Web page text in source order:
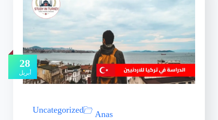
28
أبريل
Anas
Uncategorized